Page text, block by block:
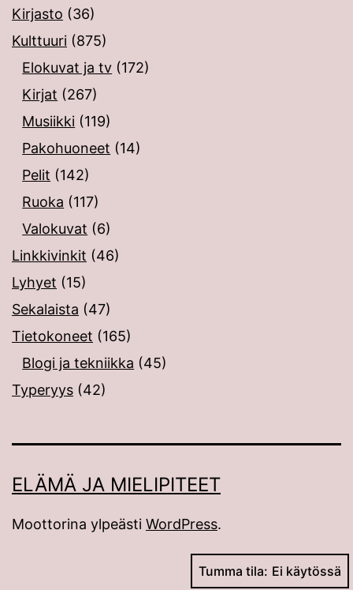
Kirjasto (36)
Kulttuuri (875)
Elokuvat ja tv (172)
Kirjat (267)
Musiikki (119)
Pakohuoneet (14)
Pelit (142)
Ruoka (117)
Valokuvat (6)
Linkkivinkit (46)
Lyhyet (15)
Sekalaista (47)
Tietokoneet (165)
Blogi ja tekniikka (45)
Typeryys (42)
ELÄMÄ JA MIELIPITEET
Moottorina ylpeästi WordPress.
Tumma tila: